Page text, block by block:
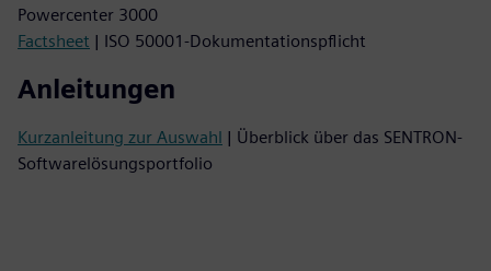
Powercenter 3000
Factsheet | ISO 50001-Dokumentationspflicht
Anleitungen
Kurzanleitung zur Auswahl | Überblick über das SENTRON-
Softwarelösungsportfolio